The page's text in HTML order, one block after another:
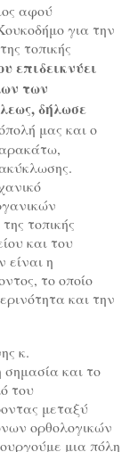
αφού
για την
τοπικής
επιδεικνύει
των
δήλωσε
μας και ο
τοπικής
και του
είναι η
το οποίο
και την
κ.
και το
του
μεταξύ
ορθολογικών
μια πόλη